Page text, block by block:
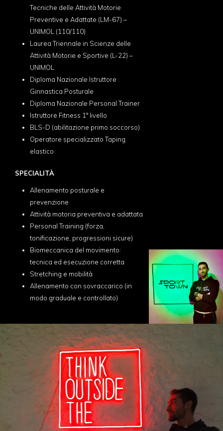
Tecniche delle Attività Motorie
Preventive e Adattate (LM-67) –
UNIMOL (110/110)
Laurea Triennale in Scienze delle
Attività Motorie e Sportive (L-22) –
UNIMOL
Diploma Nazionale Istruttore
Ginnastica Posturale
Diploma Nazionale Personal Trainer
Istruttore Fitness 1° livello
BLS-D (abilitazione primo soccorso)
Operatore specializzato Taping
elastico
SPECIALITÀ
Allenamento posturale e
prevenzione
Attività motoria preventiva e adattata
Personal Training (forza,
tonificazione, progressioni sicure)
Biomeccanica del movimento:
tecnica ed esecuzione corretta
Stretching e mobilità
Allenamento con sovraccarico (in
modo graduale e controllato)